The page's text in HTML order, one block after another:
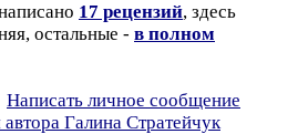
17 рецензий, здесь
остальные - в полном
Написать личное сообщение
Галина Стратейчук